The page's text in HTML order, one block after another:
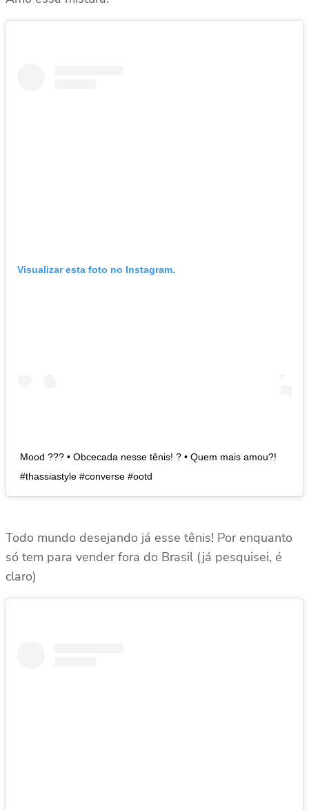
Visualizar esta foto no Instagram.
Mood ??? • Obcecada nesse tênis! ? • Quem mais amou?!
#thassiastyle #converse #ootd
Todo mundo desejando já esse tênis! Por enquanto
só tem para vender fora do Brasil (já pesquisei, é
claro)